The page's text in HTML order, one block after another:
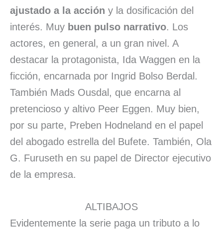
ajustado a la acción y la dosificación del
interés. Muy buen pulso narrativo. Los
actores, en general, a un gran nivel. A
destacar la protagonista, Ida Waggen en la
ficción, encarnada por Ingrid Bolso Berdal.
También Mads Ousdal, que encarna al
pretencioso y altivo Peer Eggen. Muy bien,
por su parte, Preben Hodneland en el papel
del abogado estrella del Bufete. También, Ola
G. Furuseth en su papel de Director ejecutivo
de la empresa.
ALTIBAJOS
Evidentemente la serie paga un tributo a lo